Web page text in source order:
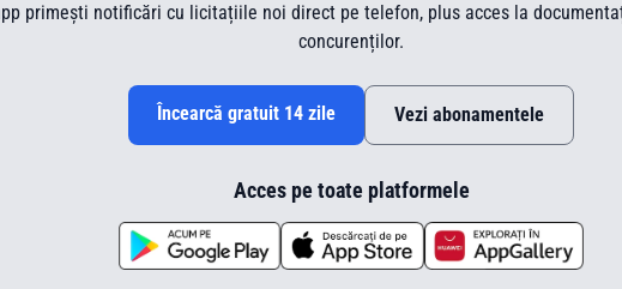
primești notificări cu licitațiile noi direct pe telefon, plus acces la
concurenților.
Încearcă gratuit 14 zile Vezi abonamentele
Acces pe toate platformele